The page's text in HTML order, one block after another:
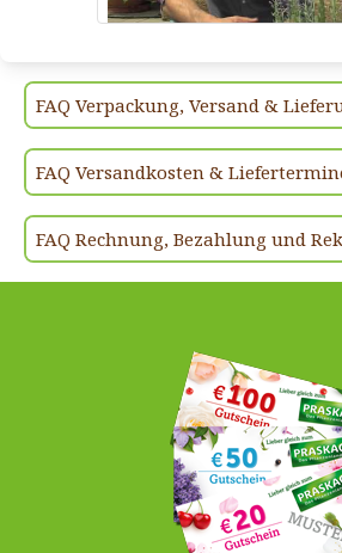
FAQ Verpackung, Versand &
FAQ Versandkosten &
FAQ Rechnung, Bezahlung und